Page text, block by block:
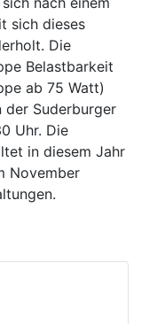
sich dieses
Die
Belastbarkeit
ab 75 Watt)
der Suderburger
Uhr. Die
in diesem Jahr
November